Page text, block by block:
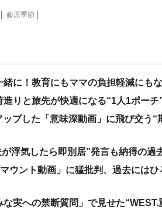
藤原季節
に！教育にもママの負担軽減にも
りと旅先が快適になる“1人1ポーチ
プした「意味深動画」に飛び交う“
浮気したら即別居”発言も納得の過
ウント動画」に猛批判、過去にはひ
実への禁断質問」で見せた“WEST.